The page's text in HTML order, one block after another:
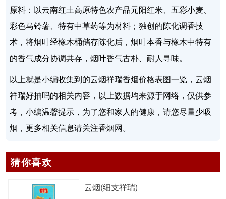
原料：以云南红土高原特色农产品元阳红米、五彩小麦、
彩色马铃薯、特有中草药等为材料；独创的陈化调香技
术，将烟叶经橡木桶储存陈化后，烟叶本香与橡木中特有
的香气成分协调共存，烟叶香气古朴、耐人寻味。
以上就是小编收集到的云烟祥瑞香烟价格表图一览，云烟
祥瑞好抽吗的相关内容，以上数据均来源于网络，仅供参
考，小编温馨提示，为了您和家人的健康，请您尽量少吸
烟，更多相关信息请关注香烟网。
猜你喜欢
云烟(细支祥瑞)